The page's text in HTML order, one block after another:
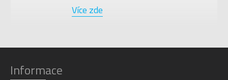
Více zde
Informace